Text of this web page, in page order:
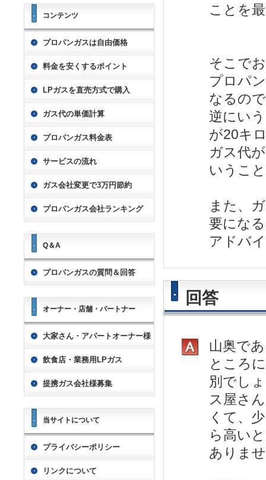
ことを
そこで
プロパ
なるの
逆にい
が20キ
ガス代
いうこ
また、
要にな
アドバ
回答
山奥で
ところ
別でし
ス屋さ
くて、
ら高い
ありま
コンテンツ
プロパンガスは自由価格
料金を安くするポイント
LPガスを直売方式で購入
ガス代の単価計算
プロパンガス料金表
サービスの流れ
ガス会社変更で3万円節約
プロパンガス会社ランキング
Q＆A
プロパンガスの質問＆回答
オーナー・店舗・パートナー
大家さん・アパートオーナー様
飲食店・業務用LPガス
提携ガス会社様募集
当サイトについて
プライバシーポリシー
リンクについて